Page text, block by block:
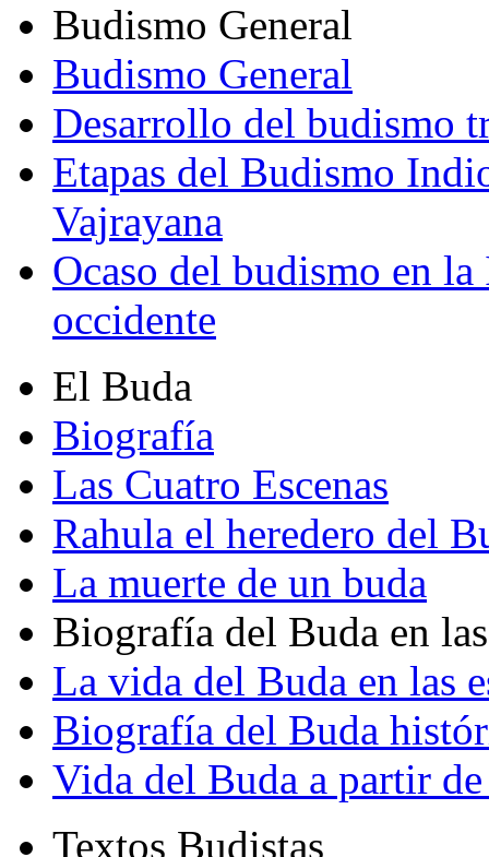
Budismo General
Budismo General
Desarrollo del budismo
Etapas del Budismo
Vajrayana
Ocaso del budismo en
occidente
El Buda
Biografía
Las Cuatro Escenas
Rahula el heredero del
La muerte de un buda
Biografía del Buda en
La vida del Buda en las
Biografía del Buda
Vida del Buda a partir de
Textos Budistas